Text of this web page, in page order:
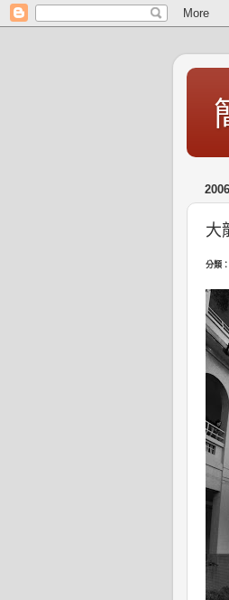
大
分類